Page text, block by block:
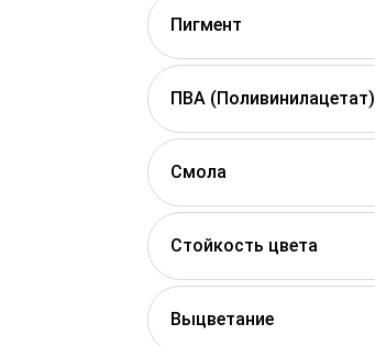
Пигмент
ПВА (Поливинилацетат)
Смола
Стойкость цвета
Выцветание